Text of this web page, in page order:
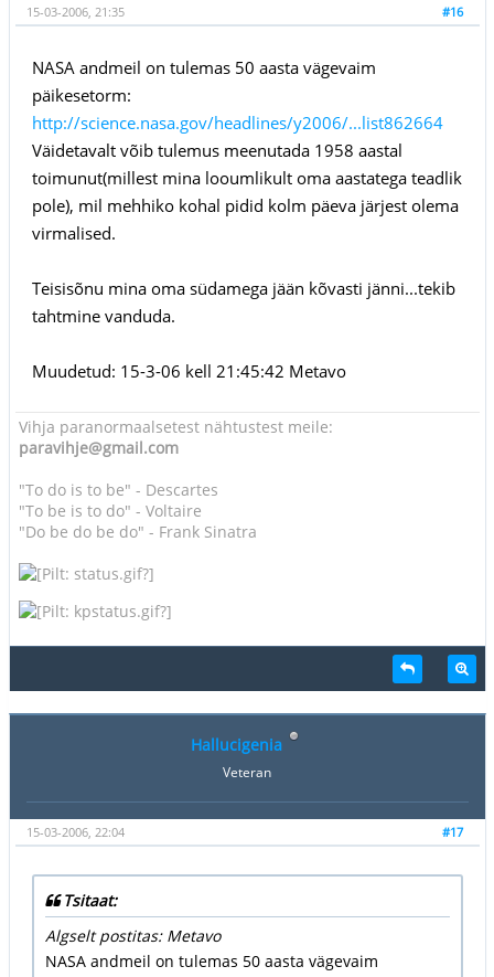
#16
15-03-2006, 21:35
NASA andmeil on tulemas 50 aasta vägevaim
päikesetorm:
http://science.nasa.gov/headlines/y2006/...list862664
Väidetavalt võib tulemus meenutada 1958 aastal
toimunut(millest mina looumlikult oma aastatega teadlik
pole), mil mehhiko kohal pidid kolm päeva järjest olema
virmalised.
Teisisõnu mina oma südamega jään kõvasti jänni...tekib
tahtmine vanduda.
Muudetud: 15-3-06 kell 21:45:42 Metavo
Vihja paranormaalsetest nähtustest meile:
paravihje@gmail.com
"To do is to be" - Descartes
"To be is to do" - Voltaire
"Do be do be do" - Frank Sinatra
Hallucigenia
Veteran
#17
15-03-2006, 22:04
Tsitaat:
Algselt postitas: Metavo
NASA andmeil on tulemas 50 aasta vägevaim